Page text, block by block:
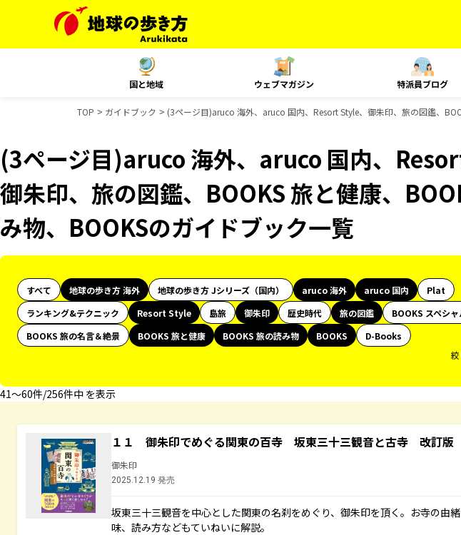
国と地域 ウェブマガジン 特派員ブログ
TOP ガイドブック (3ページ目)aruco 海外、aruco 国内、Resort Style、御朱印、旅の図鑑、
(3ページ目)aruco 海外、aruco 国内、
御朱印、旅の図鑑、BOOKS 旅と健康、
み物、BOOKSのガイドブック一覧
すべて 地球の歩き方 海外 地球の歩き方 Jシリーズ（国内） aruco 海外 aruco 国内
Plat
ランキング&テクニック
Resort Style 島旅 御朱印 歴史時代 旅の図鑑
BOOKS スペシ
BOOKS 旅の名言＆絶景
BOOKS 旅と健康 BOOKS 旅の読み物 BOOKS
D-Books
41〜60件/256件中 を表示
１１ 御朱印でめぐる関東の百寺 坂東三十三観音と古寺 改訂版
御朱印
2025.12.19 発売
坂東三十三観音を中心とした関東の名刹をめぐり、御朱印を頂く。お寺の由
味、読み方などもていねいに解説。